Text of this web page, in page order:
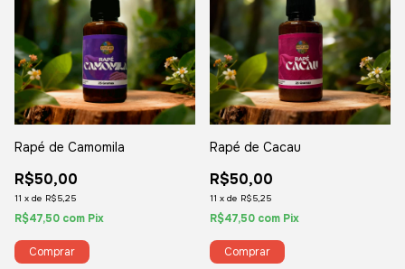
Rapé de Camomila
R$50,00
11 x de R$5,25
R$47,50 com Pix
Rapé de Cacau
R$50,00
11 x de R$5,25
R$47,50 com Pix